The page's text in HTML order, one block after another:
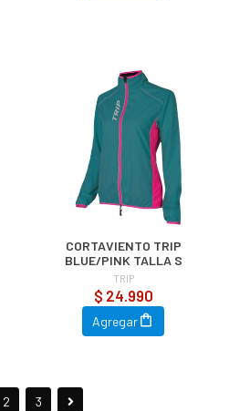
CORTAVIENTO TRIP
BLUE/PINK TALLA S
TRIP
$ 24.990
Agregar
2 3